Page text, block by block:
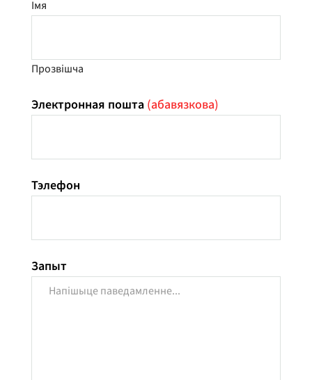
Імя
Прозвішча
Электронная пошта (абавязкова)
Тэлефон
Запыт